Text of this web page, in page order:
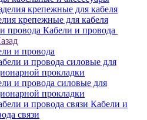
крепежные для кабеля
Кабели и провода
и провода
и провода силовые для
прокладки
Кабели и
связи